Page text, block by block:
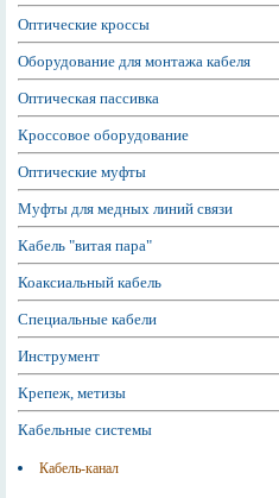
Оптические кроссы
Оборудование для монтажа кабеля
Оптическая пассивка
Кроссовое оборудование
Оптические муфты
Муфты для медных линий связи
Кабель "витая пара"
Коаксиальный кабель
Специальные кабели
Инструмент
Крепеж, метизы
Кабельные системы
Кабель-канал